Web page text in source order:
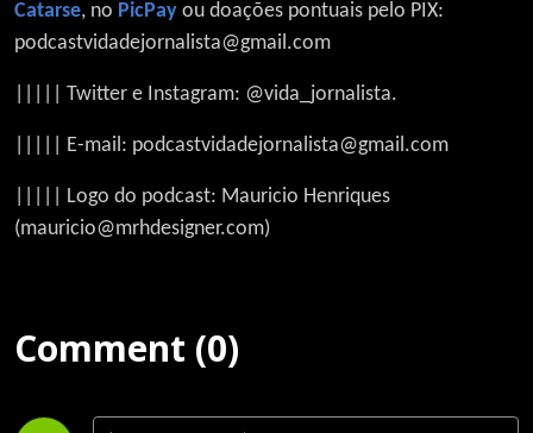
Catarse, no PicPay ou doações pontuais pelo PIX:
podcastvidadejornalista@gmail.com
||||| Twitter e Instagram: @vida_jornalista.
||||| E-mail: podcastvidadejornalista@gmail.com
||||| Logo do podcast: Mauricio Henriques
(mauricio@mrhdesigner.com)
Comment (0)